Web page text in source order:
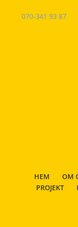
070-341 93 87
HEM OM
PROJEKT